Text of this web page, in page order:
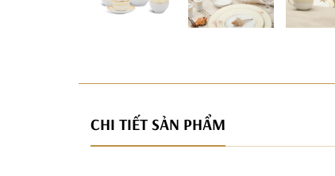
CHI TIẾT SẢN PHẨM